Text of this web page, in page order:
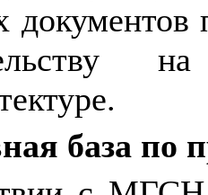
документов
база по